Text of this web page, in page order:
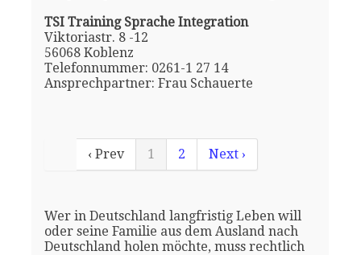
TSI Training Sprache Integration
Viktoriastr. 8 -12
56068 Koblenz
Telefonnummer: 0261-1 27 14
Ansprechpartner: Frau Schauerte
‹ Prev 1 2 Next ›
Wer in Deutschland langfristig Leben will
oder seine Familie aus dem Ausland nach
Deutschland holen möchte, muss rechtlich